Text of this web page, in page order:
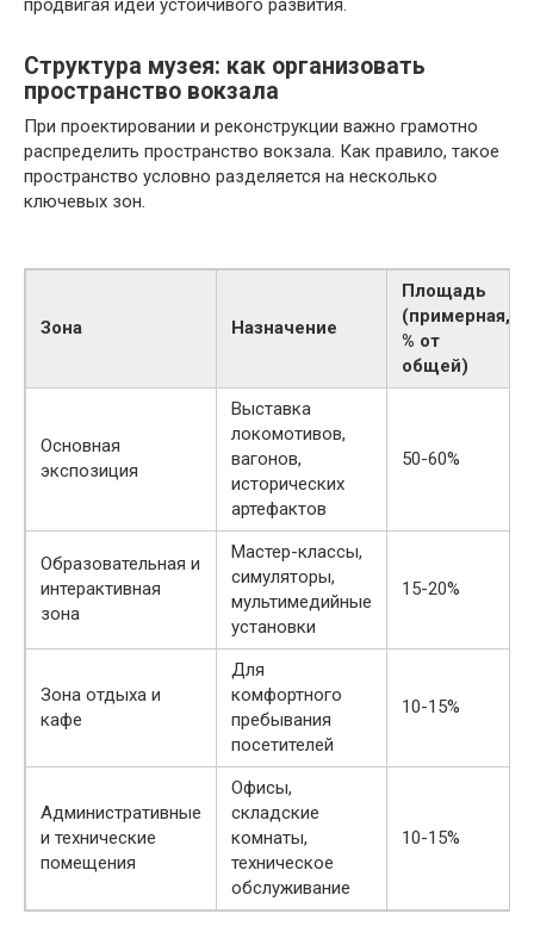
продвигая идеи устойчивого развития.
Структура музея: как организовать
пространство вокзала
При проектировании и реконструкции важно грамотно
распределить пространство вокзала. Как правило, такое
пространство условно разделяется на несколько
ключевых зон.
Зона Назначение
Площадь
(примерная,
% от
общей)
Основная
экспозиция
Выставка
локомотивов,
вагонов,
исторических
артефактов
50-60%
Образовательная и
интерактивная
зона
Мастер-классы,
симуляторы,
мультимедийные
установки
15-20%
Зона отдыха и
кафе
Для
комфортного
пребывания
посетителей
10-15%
Административные
и технические
помещения
Офисы,
складские
комнаты,
техническое
обслуживание
10-15%